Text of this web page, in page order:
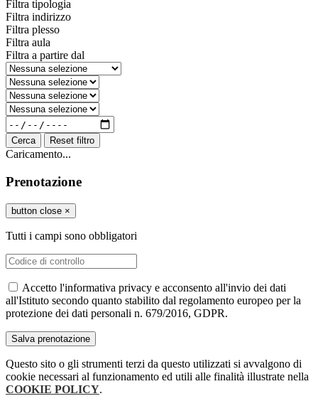
Filtra tipologia
Filtra indirizzo
Filtra plesso
Filtra aula
Filtra a partire dal
Cerca Reset filtro
Caricamento...
Prenotazione
button close ×
Tutti i campi sono obbligatori
Accetto l'informativa privacy e acconsento all'invio dei dati
all'Istituto secondo quanto stabilito dal regolamento europeo per la
protezione dei dati personali n. 679/2016, GDPR.
Questo sito o gli strumenti terzi da questo utilizzati si avvalgono di
cookie necessari al funzionamento ed utili alle finalità illustrate nella
COOKIE POLICY.